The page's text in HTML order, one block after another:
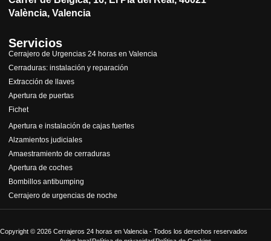
València, Valencia
Servicios
Cerrajero de Urgencias 24 horas en Valencia
Cerraduras: instalación y reparación
Extracción de llaves
Apertura de puertas
Fichet
Apertura e instalación de cajas fuertes
Alzamientos judiciales
Amaestramiento de cerraduras
Apertura de coches
Bombillos antibumping
Cerrajero de urgencias de noche
Copyright © 2026 Cerrajeros 24 horas en Valencia - Todos los derechos reservados